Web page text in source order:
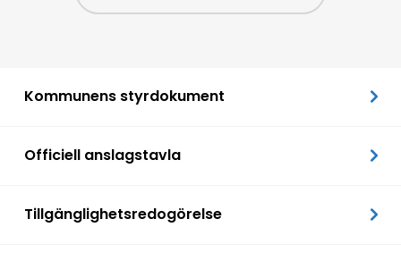
Kommunens styrdokument
Officiell anslagstavla
Tillgänglighetsredogörelse